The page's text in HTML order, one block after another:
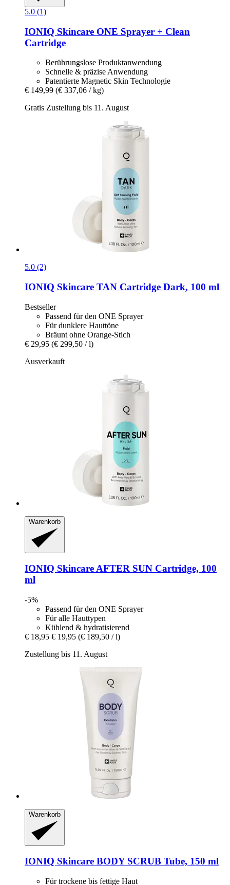
5.0 (1)
IONIQ Skincare ONE Sprayer + Clean
Cartridge
Berührungslose Produktanwendung
Schnelle & präzise Anwendung
Patentierte Magnetic Skin Technologie
€ 149,99 (€ 337,06 / kg)
Gratis Zustellung bis 11. August
5.0 (2)
IONIQ Skincare TAN Cartridge Dark, 100 ml
Bestseller
Passend für den ONE Sprayer
Für dunklere Hauttöne
Bräunt ohne Orange-Stich
€ 29,95 (€ 299,50 / l)
Ausverkauft
Warenkorb
IONIQ Skincare AFTER SUN Cartridge, 100
ml
-5%
Passend für den ONE Sprayer
Für alle Hauttypen
Kühlend & hydratisierend
€ 18,95 € 19,95 (€ 189,50 / l)
Zustellung bis 11. August
Warenkorb
IONIQ Skincare BODY SCRUB Tube, 150 ml
Für trockene bis fettige Haut